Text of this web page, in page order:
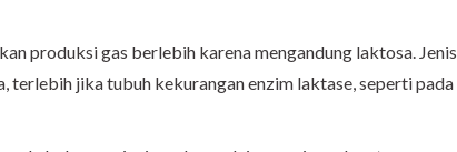
produksi gas berlebih karena mengandung laktosa. Jenis
terlebih jika tubuh kekurangan enzim laktase, seperti pada